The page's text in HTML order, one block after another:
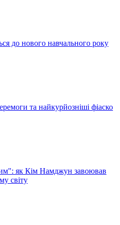
до нового навчального року
та найкурйозніші фіаско
як Кім Намджун завоював
світу